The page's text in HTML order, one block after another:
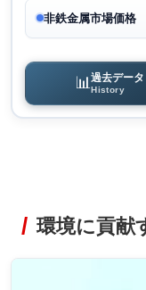
非鉄金属市場価格
📊過去データ
History
環境に貢献